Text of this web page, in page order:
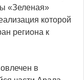
«Зеленая»
которой
региона к
в